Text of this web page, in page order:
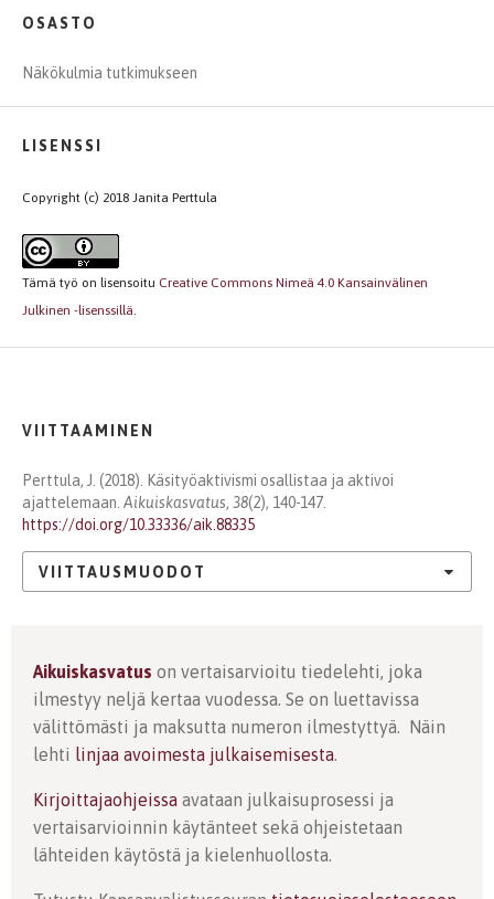
OSASTO
Näkökulmia tutkimukseen
LISENSSI
Copyright (c) 2018 Janita Perttula
Tämä työ on lisensoitu Creative Commons Nimeä 4.0 Kansainvälinen
Julkinen -lisenssillä.
VIITTAAMINEN
Perttula, J. (2018). Käsityöaktivismi osallistaa ja aktivoi
ajattelemaan. Aikuiskasvatus, 38(2), 140-147.
https://doi.org/10.33336/aik.88335
VIITTAUSMUODOT
Aikuiskasvatus on vertaisarvioitu tiedelehti, joka
ilmestyy neljä kertaa vuodessa. Se on luettavissa
välittömästi ja maksutta numeron ilmestyttyä. Näin
lehti linjaa avoimesta julkaisemisesta.
Kirjoittajaohjeissa avataan julkaisuprosessi ja
vertaisarvioinnin käytänteet sekä ohjeistetaan
lähteiden käytöstä ja kielenhuollosta.